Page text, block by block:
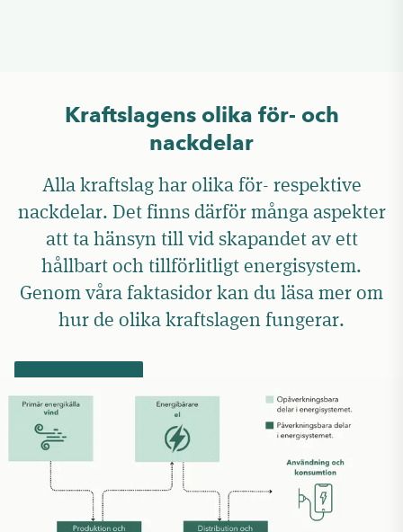
Kraftslagens olika för- och
nackdelar
Alla kraftslag har olika för- respektive
nackdelar. Det finns därför många aspekter
att ta hänsyn till vid skapandet av ett
hållbart och tillförlitligt energisystem.
Genom våra faktasidor kan du läsa mer om
hur de olika kraftslagen fungerar.